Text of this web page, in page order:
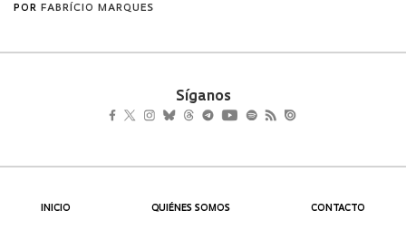
Síganos
INICIO QUIÉNES SOMOS CONTACTO